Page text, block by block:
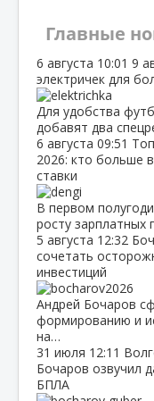
Главные
6 августа 10:01 9
электричек для
Для удобства
добавят два
6 августа 09:51
2026: кто больше
ставки
В первом
росту зарплатных
5 августа 12:32
сочетать
инвестиций
Андрей Бочаров
формированию и
на…
31 июля 12:11
Бочаров озвучил
БПЛА